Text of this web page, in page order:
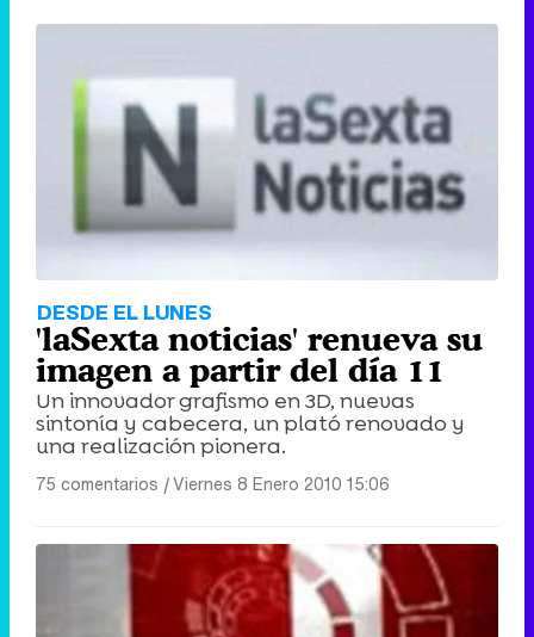
DESDE EL LUNES
'laSexta noticias' renueva su
imagen a partir del día 11
Un innovador grafismo en 3D, nuevas
sintonía y cabecera, un plató renovado y
una realización pionera.
75 comentarios |Viernes 8 Enero 2010 15:06